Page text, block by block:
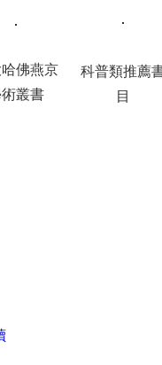
佛燕京
叢書
科普類推薦
目